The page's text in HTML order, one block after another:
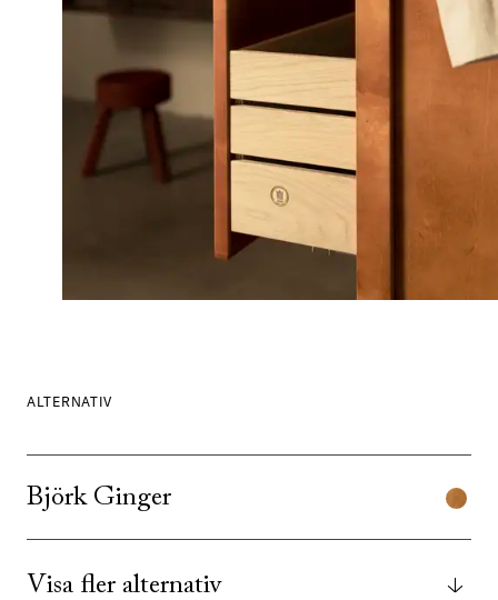
ALTERNATIV
Björk Ginger
Visa fler alternativ